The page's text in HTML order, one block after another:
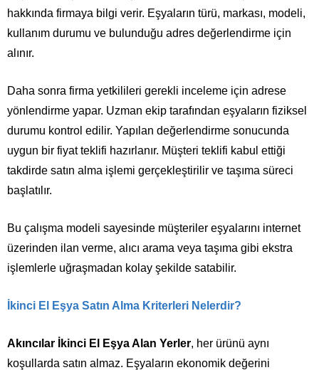
hakkında firmaya bilgi verir. Eşyaların türü, markası, modeli,
kullanım durumu ve bulunduğu adres değerlendirme için
alınır.
Daha sonra firma yetkilileri gerekli inceleme için adrese
yönlendirme yapar. Uzman ekip tarafından eşyaların fiziksel
durumu kontrol edilir. Yapılan değerlendirme sonucunda
uygun bir fiyat teklifi hazırlanır. Müşteri teklifi kabul ettiği
takdirde satın alma işlemi gerçekleştirilir ve taşıma süreci
başlatılır.
Bu çalışma modeli sayesinde müşteriler eşyalarını internet
üzerinden ilan verme, alıcı arama veya taşıma gibi ekstra
işlemlerle uğraşmadan kolay şekilde satabilir.
İkinci El Eşya Satın Alma Kriterleri Nelerdir?
Akıncılar İkinci El Eşya Alan Yerler, her ürünü aynı
koşullarda satın almaz. Eşyaların ekonomik değerini